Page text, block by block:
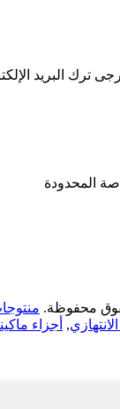
ترك البريد
المحدودة
, أجزاء